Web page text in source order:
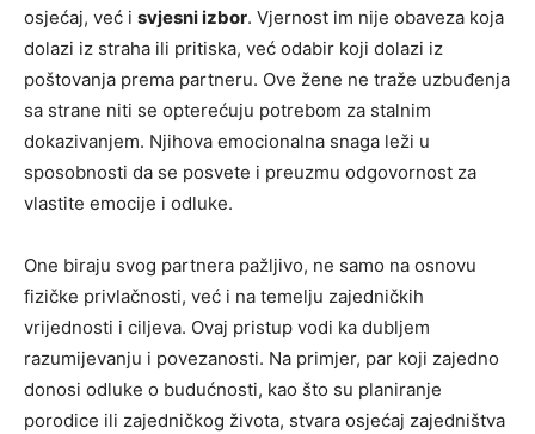
osjećaj, već i svjesni izbor. Vjernost im nije obaveza koja
dolazi iz straha ili pritiska, već odabir koji dolazi iz
poštovanja prema partneru. Ove žene ne traže uzbuđenja
sa strane niti se opterećuju potrebom za stalnim
dokazivanjem. Njihova emocionalna snaga leži u
sposobnosti da se posvete i preuzmu odgovornost za
vlastite emocije i odluke.
One biraju svog partnera pažljivo, ne samo na osnovu
fizičke privlačnosti, već i na temelju zajedničkih
vrijednosti i ciljeva. Ovaj pristup vodi ka dubljem
razumijevanju i povezanosti. Na primjer, par koji zajedno
donosi odluke o budućnosti, kao što su planiranje
porodice ili zajedničkog života, stvara osjećaj zajedništva